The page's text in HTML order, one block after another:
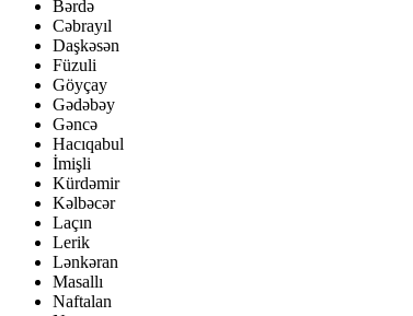
Bərdə
Cəbrayıl
Daşkəsən
Füzuli
Göyçay
Gədəbəy
Gəncə
Hacıqabul
İmişli
Kürdəmir
Kəlbəcər
Laçın
Lerik
Lənkəran
Masallı
Naftalan